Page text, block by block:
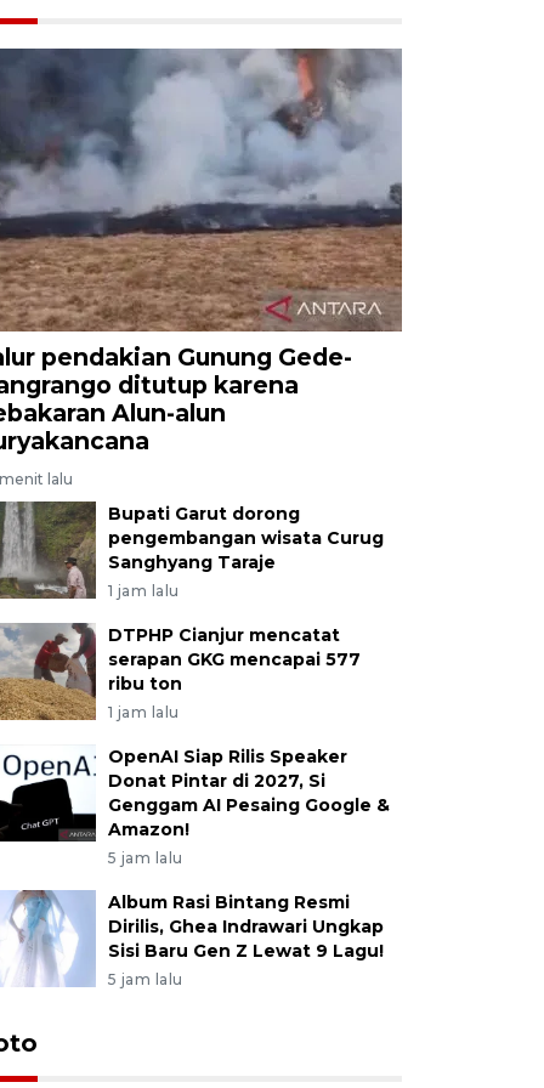
pendakian Gunung Gede-
ditutup karena
Alun-alun
lalu
Bupati Garut dorong
pengembangan wisata Curug
Sanghyang Taraje
1 jam lalu
DTPHP Cianjur mencatat
serapan GKG mencapai 577
ribu ton
1 jam lalu
OpenAI Siap Rilis Speaker
Donat Pintar di 2027, Si
Genggam AI Pesaing Google &
Amazon!
5 jam lalu
Album Rasi Bintang Resmi
Dirilis, Ghea Indrawari Ungkap
Sisi Baru Gen Z Lewat 9 Lagu!
5 jam lalu